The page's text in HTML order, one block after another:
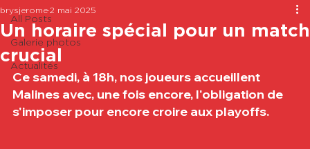
All Posts
Galerie photos
Actualités
Un horaire spécial pour un match
crucial
brysjerome 2 mai 2025
Ce samedi, à 18h, nos joueurs accueillent
Malines avec, une fois encore, l'obligation de
s'imposer pour encore croire aux playoffs.